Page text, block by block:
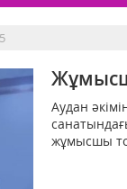
Аудан
жұмысшы